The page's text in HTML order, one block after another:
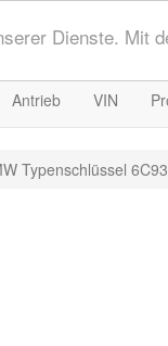
Dienste. Mit
Antrieb VIN
Typenschlüssel 6C93